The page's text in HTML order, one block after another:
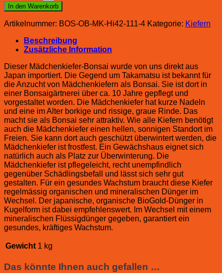
In den Warenkorb
Artikelnummer: BOS-OB-MK-Hi42-111-4 Kategorie: Kiefern
Beschreibung
Zusätzliche Information
Dieser Mädchenkiefer-Bonsai wurde von uns direkt aus
Japan importiert. Die Gegend um Takamatsu ist bekannt für
die Anzucht von Mädchenkiefern als Bonsai. Sie ist dort in
einer Bonsaigärtnerei über ca. 10 Jahre gepflegt und
vorgestaltet worden. Die Mädchenkiefer hat kurze Nadeln
und eine im Alter borkige und rissige, graue Rinde. Das
macht sie als Bonsai sehr attraktiv. Wie alle Kiefern benötigt
auch die Mädchenkiefer einen hellen, sonnigen Standort im
Freien. Sie kann dort auch geschützt überwintert werden, die
Mädchenkiefer ist frostfest. Ein Gewächshaus eignet sich
natürlich auch als Platz zur Überwinterung. Die
Mädchenkiefer ist pflegeleicht, recht unempfindlich
gegenüber Schädlingsbefall und lässt sich sehr gut
gestalten. Für ein gesundes Wachstum braucht diese Kiefer
regelmässig organischen und mineralischen Dünger im
Wechsel. Der japanische, organische BioGold-Dünger in
Kugelform ist dabei empfehlenswert. Im Wechsel mit einem
mineralischen Flüssigdünger gegeben, garantiert ein
gesundes, kräftiges Wachstum.
Gewicht 1 kg
Das könnte Ihnen auch gefallen …